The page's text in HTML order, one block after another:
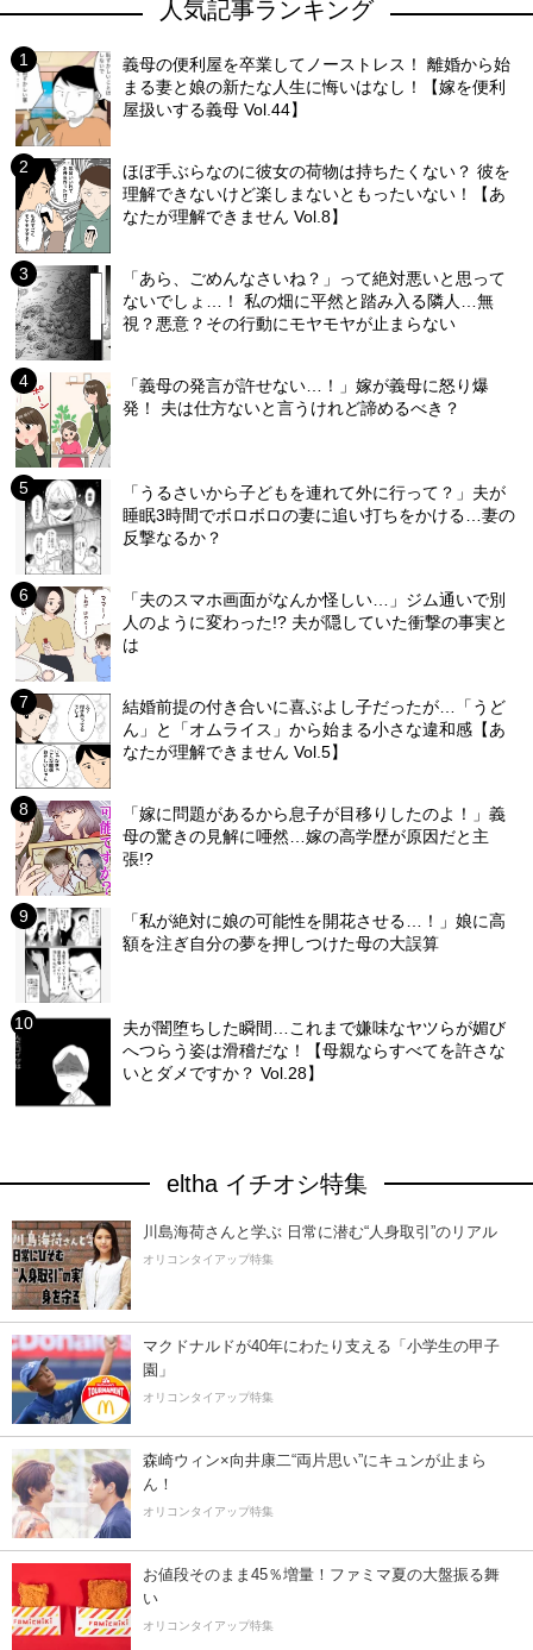
人気記事ランキング
義母の便利屋を卒業してノーストレス！ 離婚から始
まる妻と娘の新たな人生に悔いはなし！【嫁を便利
屋扱いする義母 Vol.44】
ほぼ手ぶらなのに彼女の荷物は持ちたくない？ 彼を
理解できないけど楽しまないともったいない！【あ
なたが理解できません Vol.8】
「あら、ごめんなさいね？」って絶対悪いと思って
ないでしょ…！ 私の畑に平然と踏み入る隣人…無
視？悪意？その行動にモヤモヤが止まらない
「義母の発言が許せない…！」嫁が義母に怒り爆
発！ 夫は仕方ないと言うけれど諦めるべき？
「うるさいから子どもを連れて外に行って？」夫が
睡眠3時間でボロボロの妻に追い打ちをかける…妻の
反撃なるか？
「夫のスマホ画面がなんか怪しい…」ジム通いで別
人のように変わった!? 夫が隠していた衝撃の事実と
は
結婚前提の付き合いに喜ぶよし子だったが…「うど
ん」と「オムライス」から始まる小さな違和感【あ
なたが理解できません Vol.5】
「嫁に問題があるから息子が目移りしたのよ！」義
母の驚きの見解に唖然…嫁の高学歴が原因だと主
張!?
「私が絶対に娘の可能性を開花させる…！」娘に高
額を注ぎ自分の夢を押しつけた母の大誤算
夫が闇堕ちした瞬間…これまで嫌味なヤツらが媚び
へつらう姿は滑稽だな！【母親ならすべてを許さな
いとダメですか？ Vol.28】
eltha イチオシ特集
川島海荷さんと学ぶ 日常に潜む“人身取引”のリアル
オリコンタイアップ特集
マクドナルドが40年にわたり支える「小学生の甲子
園」
オリコンタイアップ特集
森崎ウィン×向井康二“両片思い”にキュンが止まら
ん！
オリコンタイアップ特集
お値段そのまま45％増量！ファミマ夏の大盤振る舞
い
オリコンタイアップ特集